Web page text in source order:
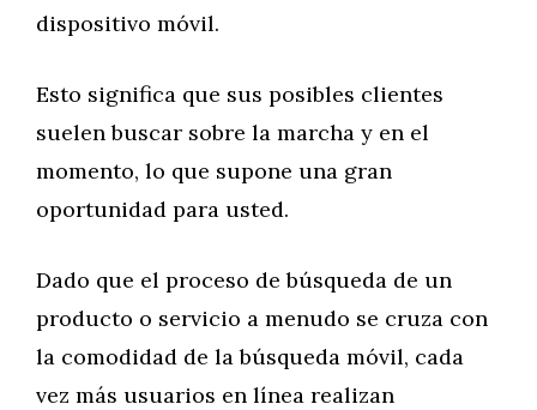
dispositivo móvil.
Esto significa que sus posibles clientes
suelen buscar sobre la marcha y en el
momento, lo que supone una gran
oportunidad para usted.
Dado que el proceso de búsqueda de un
producto o servicio a menudo se cruza con
la comodidad de la búsqueda móvil, cada
vez más usuarios en línea realizan